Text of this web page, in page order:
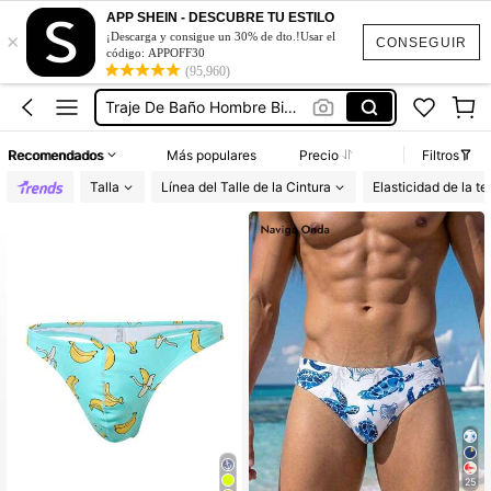
CONSEGUIR
×
APP SHEIN - DESCUBRE TU ESTILO
¡Descarga y consigue un 30% de dto.!Usar el
código: APPOFF30
(95,960)
Traje De Baño Hombre
Bikini Hombre
Bañador Para Hombre
Recomendados Más populares Precio
Filtros
Talla
Línea del Talle de la Cintura Elasticidad de la
25